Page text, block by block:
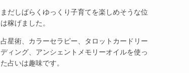
まだしばらくゆっくり子育てを楽しめそうな位
は稼げました。
占星術、カラーセラピー、タロットカードリー
ディング、アンシェントメモリーオイルを使っ
た占いは趣味です。